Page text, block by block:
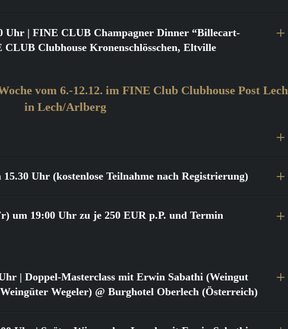
Uhr | FINE CLUB Champagner Dinner “Billecart-
Clubhouse Kronenschlösschen, Eltville
vom 6.-12.12. im FINE Club Clubhouse Post Lech
in Lech/Arlberg
Uhr (kostenlose Teilnahme nach Registrierung)
um 19:00 Uhr zu je 250 EUR p.P. und Termin
| Doppel-Masterclass mit Erwin Sabathi (Weingut
Wegeler) @ Burghotel Oberlech (Österreich)